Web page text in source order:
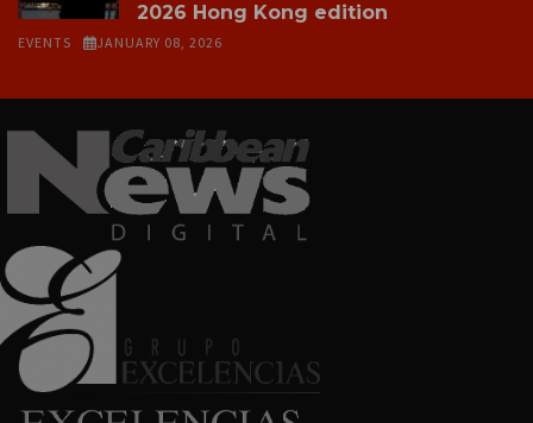
2026 Hong Kong edition
EVENTS JANUARY 08, 2026